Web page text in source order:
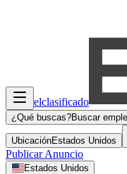
elclasificado
¿Qué buscas?Buscar
UbicaciónEstados Unidos
Publicar Anuncio
Estados Unidos